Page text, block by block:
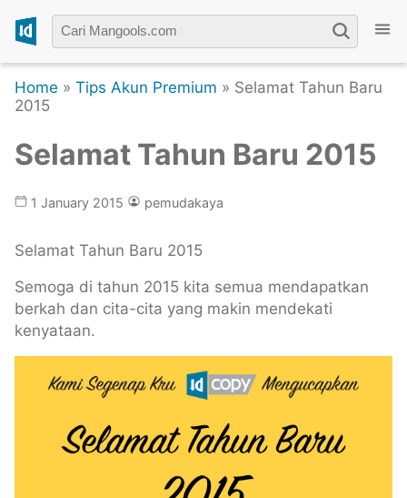
Home » Tips Akun Premium » Selamat Tahun Baru
2015
Selamat Tahun Baru 2015
1 January 2015 pemudakaya
Selamat Tahun Baru 2015
Semoga di tahun 2015 kita semua mendapatkan
berkah dan cita-cita yang makin mendekati
kenyataan.